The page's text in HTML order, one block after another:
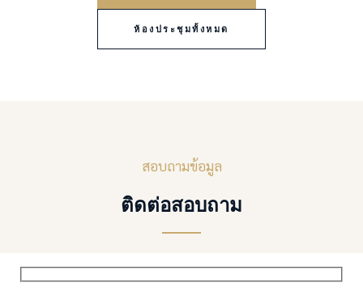
ห้องประชุมทั้งหมด
สอบถามข้อมูล
ติดต่อสอบถาม